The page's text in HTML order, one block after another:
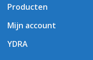
Producten
Mijn account
YDRA